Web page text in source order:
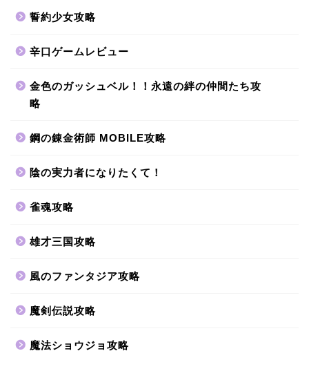
誓約少女攻略
辛口ゲームレビュー
金色のガッシュベル！！永遠の絆の仲間たち攻
略
鋼の錬金術師 MOBILE攻略
陰の実力者になりたくて！
雀魂攻略
雄才三国攻略
風のファンタジア攻略
魔剣伝説攻略
魔法ショウジョ攻略